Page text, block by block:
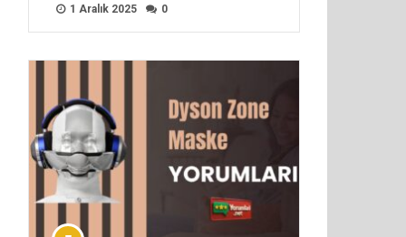
1 Aralık 2025 0